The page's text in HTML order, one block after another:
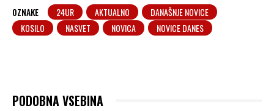
OZNAKE 24UR AKTUALNO
DANAŠNJE NOVICE
KOSILO
NASVET NOVICA NOVICE DANES
PODOBNA VSEBINA